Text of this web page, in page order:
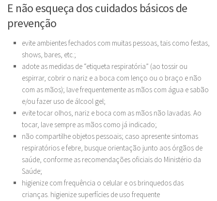
E não esqueça dos cuidados básicos de
prevenção
evite ambientes fechados com muitas pessoas, tais como festas,
shows, bares, etc.;
adote as medidas de “etiqueta respiratória” (ao tossir ou
espirrar, cobrir o nariz e a boca com lenço ou o braço e não
com as mãos); lave frequentemente as mãos com água e sabão
e/ou fazer uso de álcool gel;
evite tocar olhos, nariz e boca com as mãos não lavadas. Ao
tocar, lave sempre as mãos como já indicado;
não compartilhe objetos pessoais; caso apresente sintomas
respiratórios e febre, busque orientação junto aos órgãos de
saúde, conforme as recomendações oficiais do Ministério da
Saúde;
higienize com frequência o celular e os brinquedos das
crianças. higienize superfícies de uso frequente